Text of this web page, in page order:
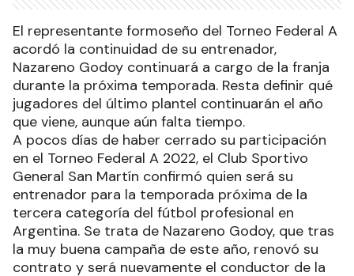
El representante formoseño del Torneo Federal A
acordó la continuidad de su entrenador,
Nazareno Godoy continuará a cargo de la franja
durante la próxima temporada. Resta definir qué
jugadores del último plantel continuarán el año
que viene, aunque aún falta tiempo.
A pocos días de haber cerrado su participación
en el Torneo Federal A 2022, el Club Sportivo
General San Martín confirmó quien será su
entrenador para la temporada próxima de la
tercera categoría del fútbol profesional en
Argentina. Se trata de Nazareno Godoy, que tras
la muy buena campaña de este año, renovó su
contrato y será nuevamente el conductor de la